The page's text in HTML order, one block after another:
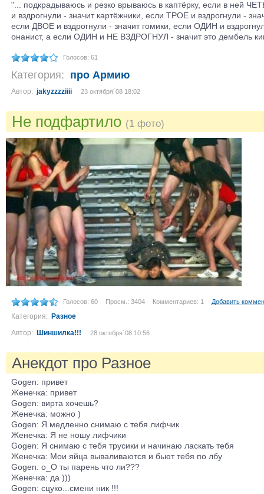
"... подкрадываюсь и резко врываюсь в каптёрку, если в ней
и вздрогнули - значит картёжники, если ТРОЕ и вздрогнули -
если ДВОЕ и вздрогнули - значит гомики, если ОДИН и
онанист, а если ОДИН и НЕ ВЗДРОГНУЛ - значит это дембель
Голосов: 61
Категория: про Армию
Автор: jakyzzzziiii 23 октября´08 18:02
Не подфартило (1 фото)
Голосов: 60 Просм.: 3404 Комментариев: 1 Добавить
Категория: Разное
Автор: Шиншилка!!! 28 октября´08 10:56
Анекдот про Разное
Gogen: привет
Женечка: привет
Gogen: вирта хочешь?
Женечка: можно )
Gogen: Я медленно снимаю с тебя лифчик
Женечка: Я не ношу лифчики
Gogen: Я снимаю с тебя трусики и начинаю ласкать тебя
Женечка: Мои яйца вываливаются и бьют тебя по лбу
Gogen: о_О ты парень что ли???
Женечка: да )))
Gogen: сцуко...смени ник !!!